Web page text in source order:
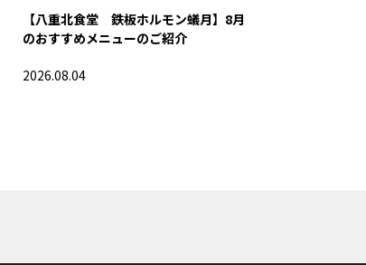
【八重北食堂 鉄板ホルモン蟻月】8月
のおすすめメニューのご紹介
2026.08.04